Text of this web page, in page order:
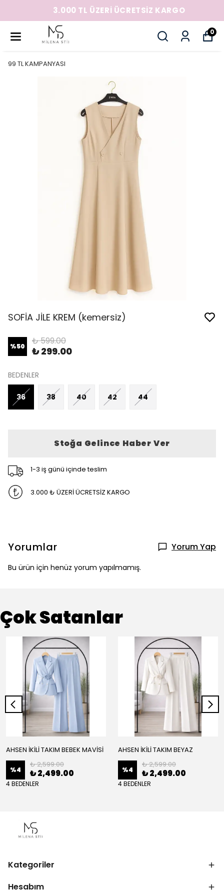
3.000 TL ÜZERİ ÜCRETSİZ KARGO
0
99 TL KAMPANYASI
SOFİA JİLE KREM (kemersiz)
%50 ₺ 599.00
₺ 299.00
BEDENLER
36 38 40 42 44
Stoğa Gelince Haber Ver
1-3 iş günü içinde teslim
3.000 ₺ ÜZERİ ÜCRETSİZ KARGO
Yorumlar Yorum Yap
Bu ürün için henüz yorum yapılmamış.
Çok Satanlar
AHSEN İKİLİ TAKIM BEBEK MAVİSİ
%4
₺ 2,599.00
₺ 2,499.00
4 BEDENLER
AHSEN İKİLİ TAKIM BEYAZ
%4
₺ 2,599.00
₺ 2,499.00
4 BEDENLER
Kategoriler
Hesabım